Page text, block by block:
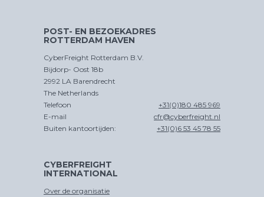
CROSS
POST- EN BEZOEKADRES
ROTTERDAM HAVEN
CyberFreight Rotterdam B.V.
Bijdorp- Oost 18b
2992 LA Barendrecht
The Netherlands
Telefoon
+31(0)180 485 969
E-mail
cfr@cyberfreight.nl
Buiten kantoortijden:
+31(0)6 53 45 78 55
CYBERFREIGHT
INTERNATIONAL
Over de organisatie